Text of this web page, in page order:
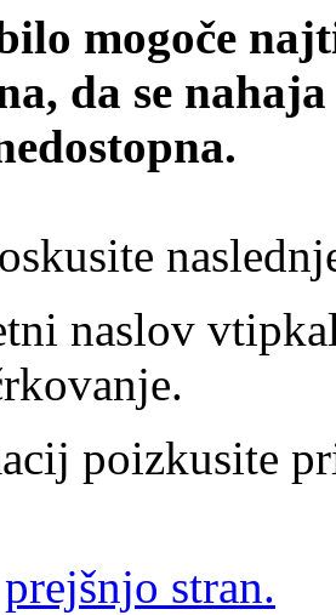
mogoče
da se
naslov
poizkusite
prejšnjo stran.